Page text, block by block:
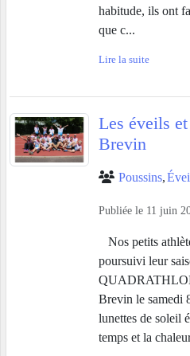
habitude, ils ont
que c...
Lire la suite
Les éveils
Brevin
Poussins
Publiée le 11 juin
Nos petits
poursuivi leur
Brevin le samedi
lunettes de soleil
temps et la